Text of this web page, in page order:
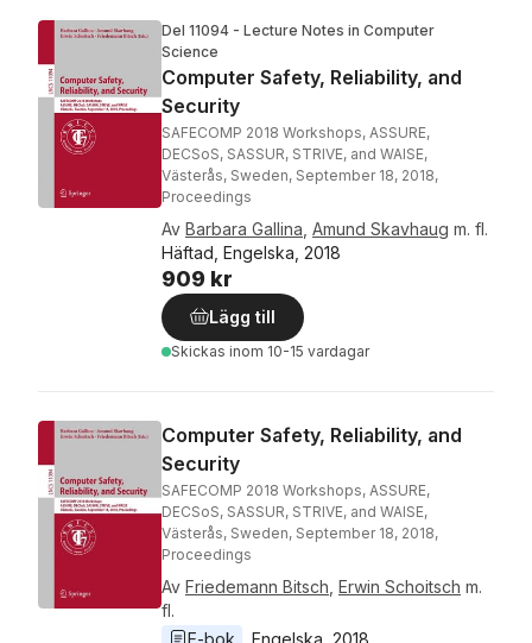
Del 11094 - Lecture Notes in Computer
Science
Computer Safety, Reliability, and
Security
SAFECOMP 2018 Workshops, ASSURE,
DECSoS, SASSUR, STRIVE, and WAISE,
Västerås, Sweden, September 18, 2018,
Proceedings
Av Barbara Gallina Amund Skavhaug m. fl.
Häftad, Engelska, 2018
909 kr
Lägg till
Skickas inom 10-15 vardagar
Computer Safety, Reliability, and
Security
SAFECOMP 2018 Workshops, ASSURE,
DECSoS, SASSUR, STRIVE, and WAISE,
Västerås, Sweden, September 18, 2018,
Proceedings
Av Friedemann Bitsch Erwin Schoitsch m.
fl.
E-bok
Engelska 2018